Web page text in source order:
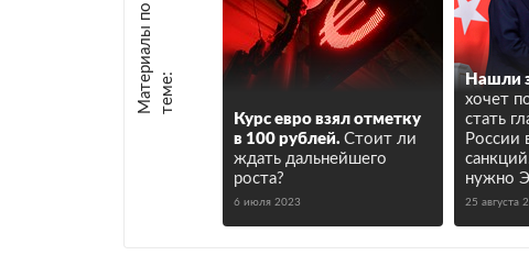
М
а
т е
р
и
а
л
ы
п
о
т
е
м
е :
Курс евро взял отметку
в 100 рублей. Стоит ли
ждать дальнейшего
роста?
6 июля 2023
Нашли
хочет
стать
России
нужно
25 августа